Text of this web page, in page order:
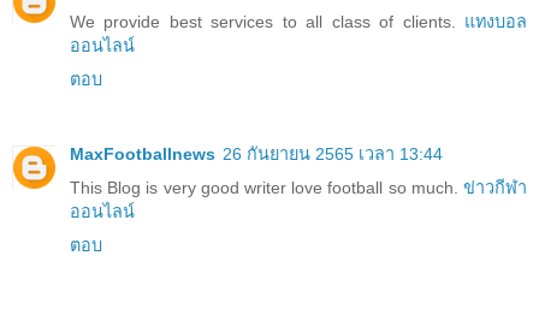
We provide best services to all class of clients. แทงบอล
ออนไลน์
ตอบ
MaxFootballnews 26 กันยายน 2565 เวลา 13:44
This Blog is very good writer love football so much. ข่าวกีฬา
ออนไลน์
ตอบ